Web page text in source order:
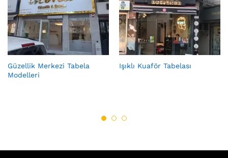
Güzellik Merkezi Tabela
Modelleri
Işıklı Kuaför Tabelası